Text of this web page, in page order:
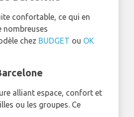
confortable, ce qui en
nombreuses
chez BUDGET ou OK
alliant espace, confort et
ou les groupes. Ce